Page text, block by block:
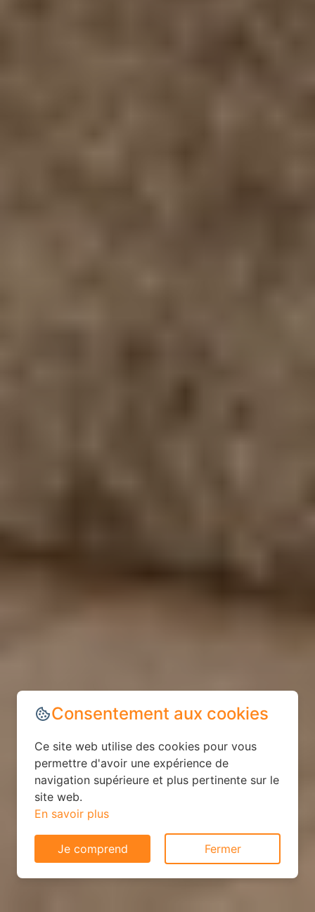
Consentement aux cookies
Ce site web utilise des cookies pour vous
permettre d'avoir une expérience de
navigation supérieure et plus pertinente sur le
site web.
En savoir plus
Je comprend Fermer